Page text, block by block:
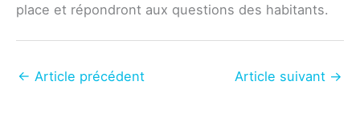
place et répondront aux questions des habitants.
← Article précédent Article suivant →